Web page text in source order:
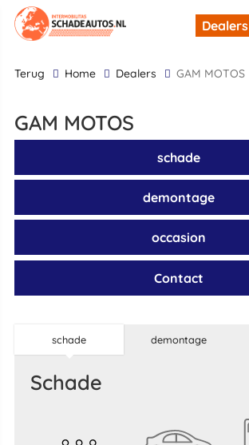
Dealers
terug Home Dealers GAM MOTOS
GAM MOTOS
schade
demontage
occasion
Contact
schade demontage
schade